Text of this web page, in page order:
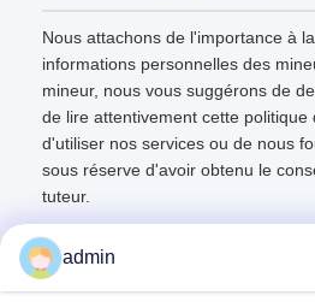
Nous attachons de l'importance à
informations personnelles des
mineur, nous vous suggérons de
de lire attentivement cette politique
d'utiliser nos services ou de nous
sous réserve d'avoir obtenu le
tuteur.
admin